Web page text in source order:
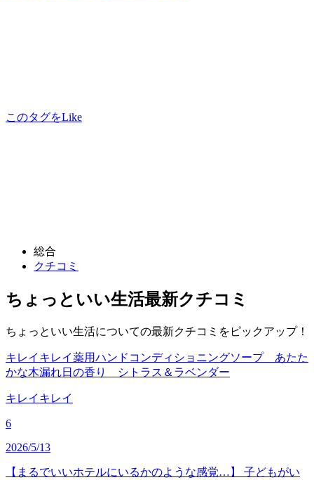
このタグをLike
総合
クチコミ
ちょっといい生活最新クチコミ
ちょっといい生活についての最新クチコミをピックアップ！
キレイキレイ薬用ハンドコンディショニングソープ あたた
かな木漏れ日の香り シトラス＆ラベンダー
キレイキレイ
6
2026/5/13
【まるでいいホテルにいるかのような感覚…】 子どもがい